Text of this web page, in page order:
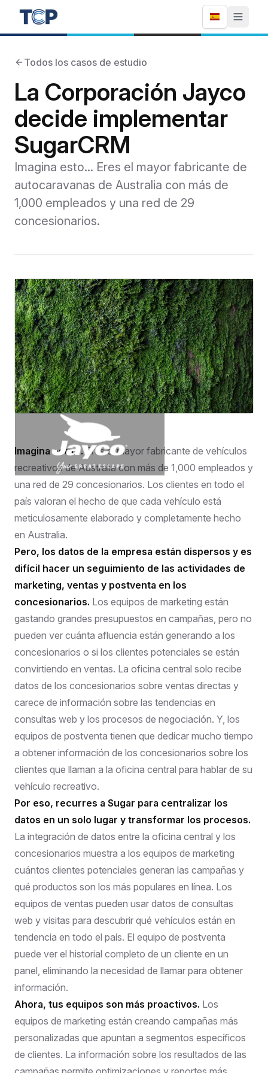
Todos los casos de estudio
La Corporación Jayco
decide implementar
SugarCRM
Imagina esto... Eres el mayor fabricante de
autocaravanas de Australia con más de
1,000 empleados y una red de 29
concesionarios.
Imagina esto....Eres el mayor fabricante de vehículos
recreativos de Australia con más de 1,000 empleados y
una red de 29 concesionarios. Los clientes en todo el
país valoran el hecho de que cada vehículo está
meticulosamente elaborado y completamente hecho
en Australia.
Pero, los datos de la empresa están dispersos y es
difícil hacer un seguimiento de las actividades de
marketing, ventas y postventa en los
concesionarios. Los equipos de marketing están
gastando grandes presupuestos en campañas, pero no
pueden ver cuánta afluencia están generando a los
concesionarios o si los clientes potenciales se están
convirtiendo en ventas. La oficina central solo recibe
datos de los concesionarios sobre ventas directas y
carece de información sobre las tendencias en
consultas web y los procesos de negociación. Y, los
equipos de postventa tienen que dedicar mucho tiempo
a obtener información de los concesionarios sobre los
clientes que llaman a la oficina central para hablar de su
vehículo recreativo.
Por eso, recurres a Sugar para centralizar los
datos en un solo lugar y transformar los procesos.
La integración de datos entre la oficina central y los
concesionarios muestra a los equipos de marketing
cuántos clientes potenciales generan las campañas y
qué productos son los más populares en línea. Los
equipos de ventas pueden usar datos de consultas
web y visitas para descubrir qué vehículos están en
tendencia en todo el país. El equipo de postventa
puede ver el historial completo de un cliente en un
panel, eliminando la necesidad de llamar para obtener
información.
Ahora, tus equipos son más proactivos. Los
equipos de marketing están creando campañas más
personalizadas que apuntan a segmentos específicos
de clientes. La información sobre los resultados de las